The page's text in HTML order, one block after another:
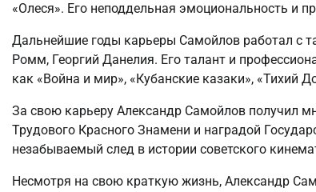
«Олеся». Его неподдельная эмоциональность и
Дальнейшие годы карьеры Самойлов работал с
Ромм, Георгий Данелия. Его талант и
как «Война и мир», «Кубанские казаки», «Тихий
За свою карьеру Александр Самойлов получил
Трудового Красного Знамени и наградой
незабываемый след в истории советского
Несмотря на свою краткую жизнь, Александр